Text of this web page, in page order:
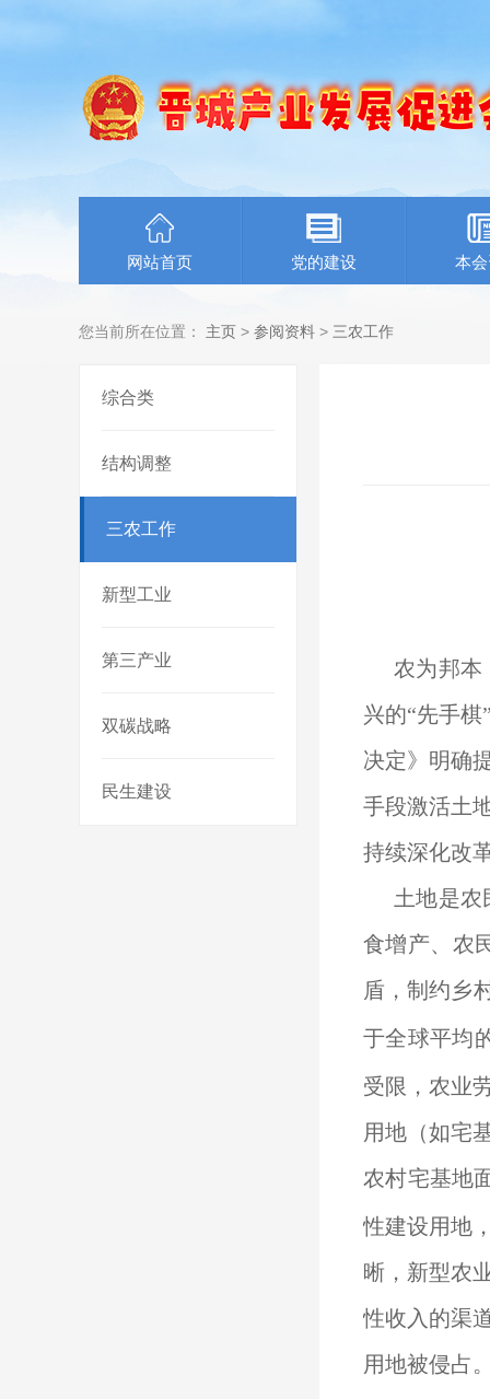
网站首页 党的建设 本
您当前所在位置： 主页 > 参阅资料 > 三农工作
综合类
结构调整
三农工作
新型工业
第三产业
双碳战略
民生建设
农为邦本
兴的“先手
决定》明确
手段激活土
持续深化改
土地是
食增产、农
盾，制约乡
于全球平均
受限，农业
用地（如宅
农村宅基地
性建设用地
晰，新型农
性收入的渠
用地被侵占